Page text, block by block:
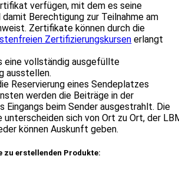
verfügen, mit dem es seine
damit Berechtigung zur Teilnahme am
Zertifikate können durch die
Zertifizierungskursen erlangt
eine vollständig ausgefüllte
ausstellen.
Reservierung eines Sendeplatzes
werden die Beiträge in der
Eingangs beim Sender ausgestrahlt. Die
unterscheiden sich von Ort zu Ort, der
können Auskunft geben.
zu erstellenden Produkte: